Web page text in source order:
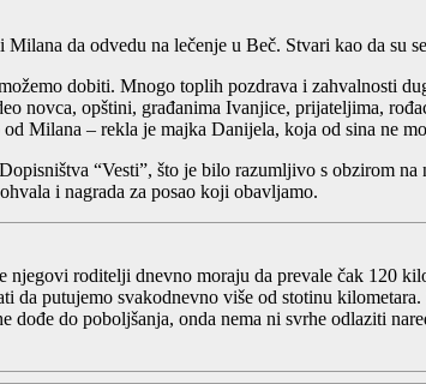
da odvedu na lečenje u Beč. Stvari kao da su
dobiti. Mnogo toplih pozdrava i zahvalnosti
novca, opštini, građanima Ivanjice, prijateljima,
Milana – rekla je majka Danijela, koja od sina ne
“Vesti”, što je bilo razumljivo s obzirom na
i nagrada za posao koji obavljamo.
roditelji dnevno moraju da prevale čak 120
da putujemo svakodnevno više od stotinu
do poboljšanja, onda nema ni svrhe odlaziti